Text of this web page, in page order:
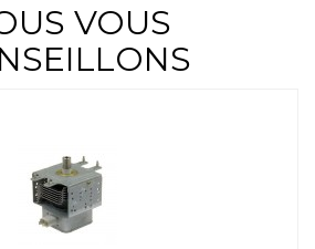
VOUS